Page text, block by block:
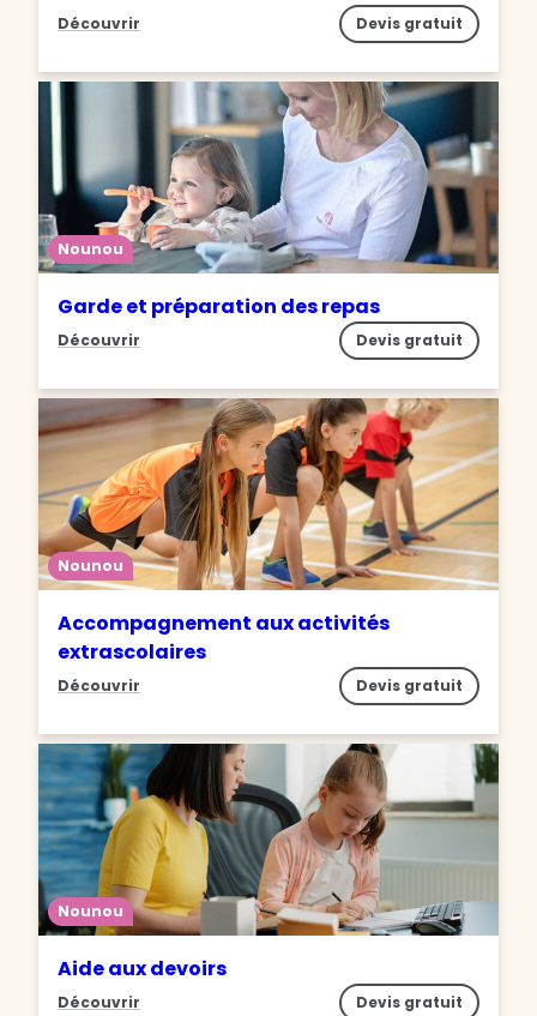
Découvrir Devis gratuit
Nounou
Garde et préparation des repas
Découvrir Devis gratuit
Nounou
Accompagnement aux activités
extrascolaires
Découvrir Devis gratuit
Nounou
Aide aux devoirs
Découvrir Devis gratuit